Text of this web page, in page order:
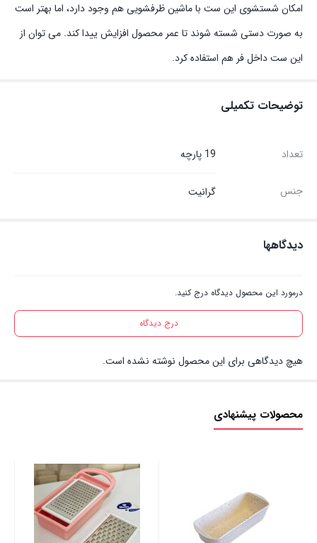
امکان شستشوی این ست با ماشین ظرفشویی هم وجود دارد، اما بهتر است
به صورت دستی شسته شوند تا عمر محصول افزایش ییدا کند. می توان از
این ست داخل فر هم استفاده کرد.
توضیحات تکمیلی
تعداد 19 پارچه
جنس گرانیت
دیدگاهها
درمورد این محصول دیدگاه درج کنید.
درج دیدگاه
هیچ دیدگاهی برای این محصول نوشته نشده است.
محصولات پیشنهادی